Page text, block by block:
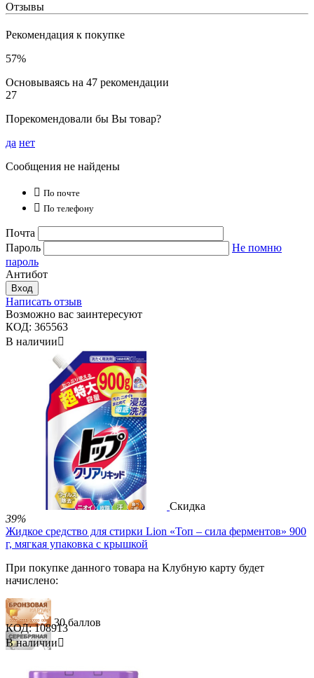
Отзывы
Рекомендация к покупке
57%
Основываясь на 47 рекомендации
27
Порекомендовали бы Вы товар?
да нет
Сообщения не найдены
 По почте
 По телефону
Почта
Пароль
Не помню
пароль
Антибот
Вход
Написать отзыв
Возможно вас заинтересуют
КОД: 365563
В наличии
Скидка
39%
Жидкое средство для стирки Lion «Топ – сила ферментов» 900
г, мягкая упаковка с крышкой
При покупке данного товара на Клубную карту будет
начислено:
30 баллов
КОД: 108913
В наличии